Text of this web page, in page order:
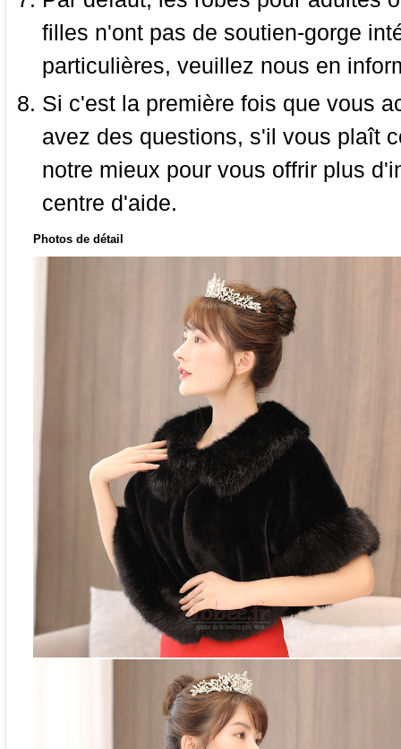
filles n'ont pas de soutien-gorge
particulières, veuillez nous en
Si c'est la première fois que vous
avez des questions, s'il vous plaît
notre mieux pour vous offrir plus
centre d'aide.
Photos de détail